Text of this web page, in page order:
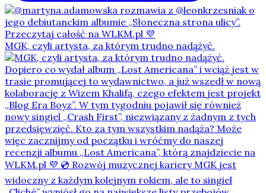
MGK, czyli artysta, za którym trudno nadążyć.